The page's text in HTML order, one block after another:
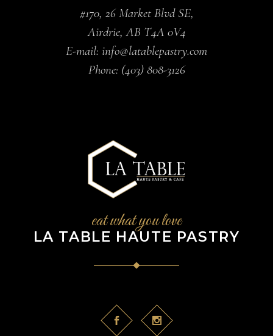
#170, 26 Market Blvd SE,
Airdrie, AB T4A 0V4
E-mail: info@latablepastry.com
Phone: (403) 808-3126
eat what you love
LA TABLE HAUTE PASTRY